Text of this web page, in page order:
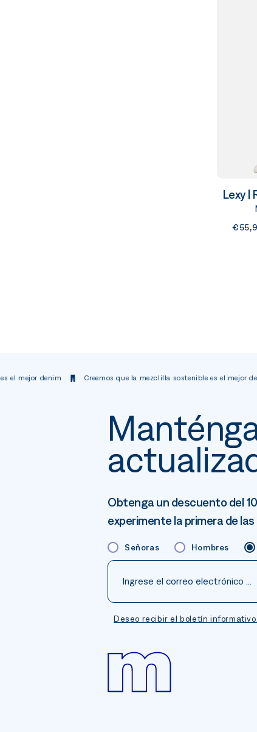
Lexy |
denim Creemos que la mezclilla sostenible es el mejor denim
Obtenga un descuento del
experimente la primera de
Señoras Hombres
Deseo recibir el boletín informativo.